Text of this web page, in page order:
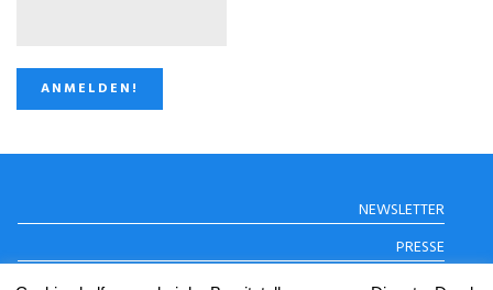
STUGGI.TV AUF
INSTAGRAM
NEWSLETTER
PRESSE